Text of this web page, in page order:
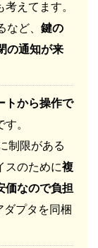
考えてます。
など、 鍵の
の通知が来
トから操作で
す。
制限がある
スのために複
価なので負担
ダプタを同梱